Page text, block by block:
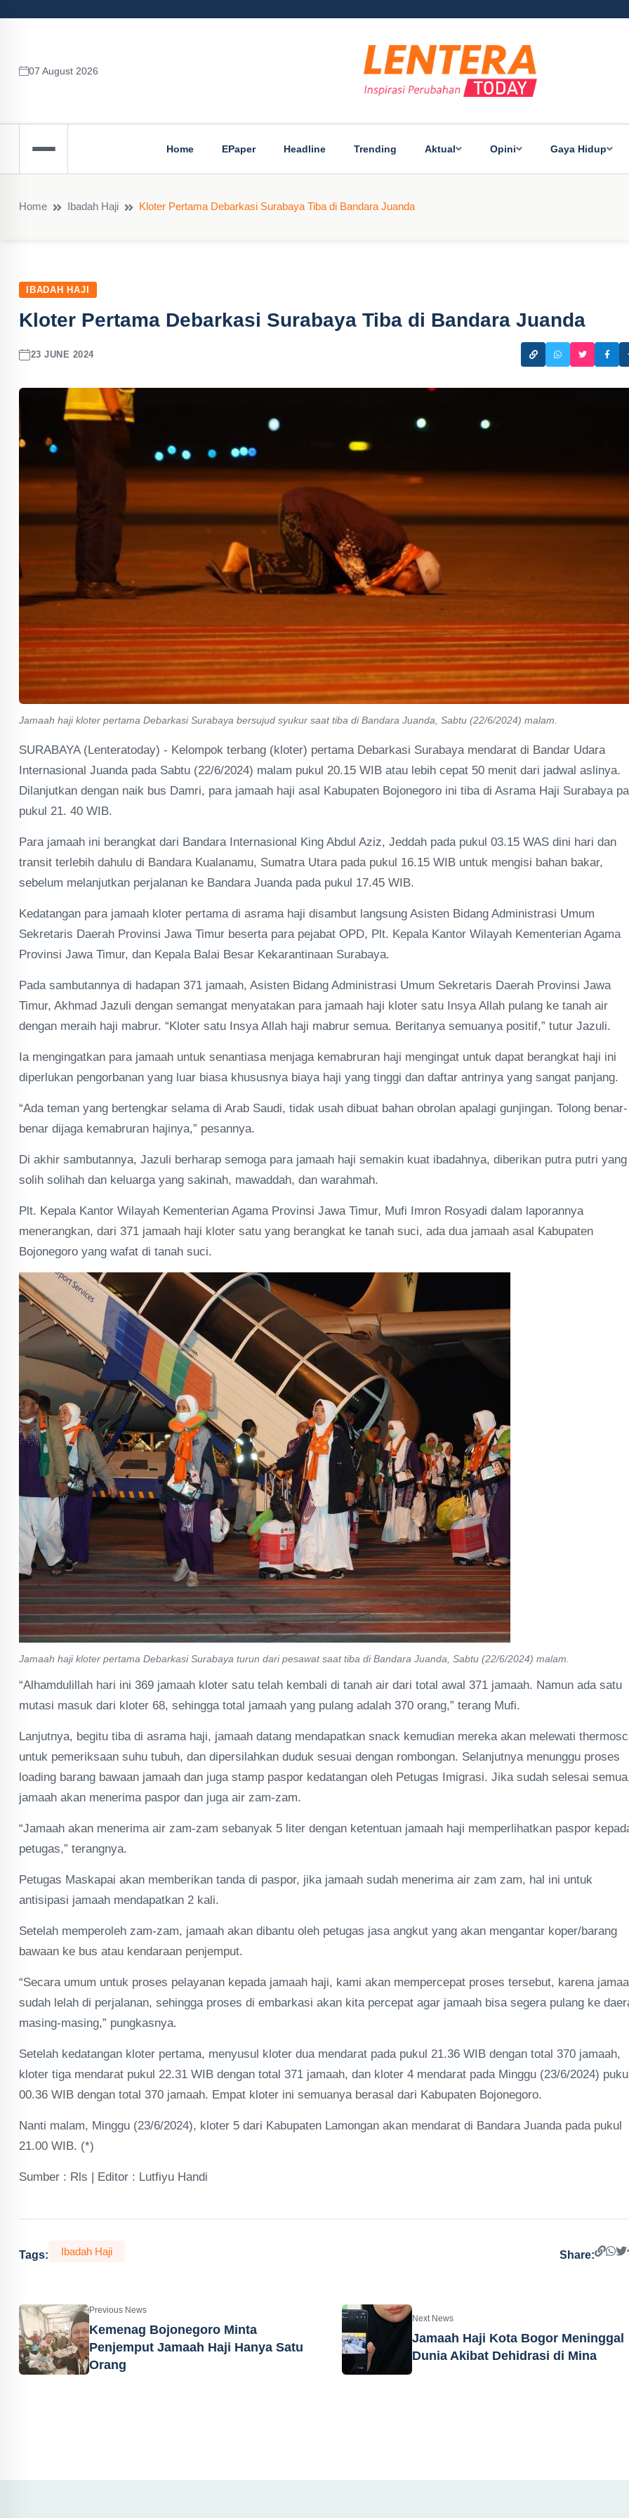
07 August 2026
Home EPaper Headline Trending Aktual Opini Gaya Hidup
Home Ibadah Haji Kloter Pertama Debarkasi Surabaya Tiba di Bandara Juanda
IBADAH HAJI
Kloter Pertama Debarkasi Surabaya Tiba di Bandara Juanda
23 JUNE 2024
Jamaah haji kloter pertama Debarkasi Surabaya bersujud syukur saat tiba di Bandara Juanda, Sabtu (22/6/2024) malam.
SURABAYA (Lenteratoday) - Kelompok terbang (kloter) pertama Debarkasi Surabaya mendarat di Bandar Udara
Internasional Juanda pada Sabtu (22/6/2024) malam pukul 20.15 WIB atau lebih cepat 50 menit dari jadwal aslinya.
Dilanjutkan dengan naik bus Damri, para jamaah haji asal Kabupaten Bojonegoro ini tiba di Asrama Haji Surabaya
pukul 21. 40 WIB.
Para jamaah ini berangkat dari Bandara Internasional King Abdul Aziz, Jeddah pada pukul 03.15 WAS dini hari dan
transit terlebih dahulu di Bandara Kualanamu, Sumatra Utara pada pukul 16.15 WIB untuk mengisi bahan bakar,
sebelum melanjutkan perjalanan ke Bandara Juanda pada pukul 17.45 WIB.
Kedatangan para jamaah kloter pertama di asrama haji disambut langsung Asisten Bidang Administrasi Umum
Sekretaris Daerah Provinsi Jawa Timur beserta para pejabat OPD, Plt. Kepala Kantor Wilayah Kementerian Agama
Provinsi Jawa Timur, dan Kepala Balai Besar Kekarantinaan Surabaya.
Pada sambutannya di hadapan 371 jamaah, Asisten Bidang Administrasi Umum Sekretaris Daerah Provinsi Jawa
Timur, Akhmad Jazuli dengan semangat menyatakan para jamaah haji kloter satu Insya Allah pulang ke tanah air
dengan meraih haji mabrur. “Kloter satu Insya Allah haji mabrur semua. Beritanya semuanya positif,” tutur Jazuli.
Ia mengingatkan para jamaah untuk senantiasa menjaga kemabruran haji mengingat untuk dapat berangkat haji ini
diperlukan pengorbanan yang luar biasa khususnya biaya haji yang tinggi dan daftar antrinya yang sangat panjang.
“Ada teman yang bertengkar selama di Arab Saudi, tidak usah dibuat bahan obrolan apalagi gunjingan. Tolong benar-
benar dijaga kemabruran hajinya,” pesannya.
Di akhir sambutannya, Jazuli berharap semoga para jamaah haji semakin kuat ibadahnya, diberikan putra putri yang
solih solihah dan keluarga yang sakinah, mawaddah, dan warahmah.
Plt. Kepala Kantor Wilayah Kementerian Agama Provinsi Jawa Timur, Mufi Imron Rosyadi dalam laporannya
menerangkan, dari 371 jamaah haji kloter satu yang berangkat ke tanah suci, ada dua jamaah asal Kabupaten
Bojonegoro yang wafat di tanah suci.
Jamaah haji kloter pertama Debarkasi Surabaya turun dari pesawat saat tiba di Bandara Juanda, Sabtu (22/6/2024) malam.
“Alhamdulillah hari ini 369 jamaah kloter satu telah kembali di tanah air dari total awal 371 jamaah. Namun ada satu
mutasi masuk dari kloter 68, sehingga total jamaah yang pulang adalah 370 orang,” terang Mufi.
Lanjutnya, begitu tiba di asrama haji, jamaah datang mendapatkan snack kemudian mereka akan melewati
untuk pemeriksaan suhu tubuh, dan dipersilahkan duduk sesuai dengan rombongan. Selanjutnya menunggu proses
loading barang bawaan jamaah dan juga stamp paspor kedatangan oleh Petugas Imigrasi. Jika sudah selesai
jamaah akan menerima paspor dan juga air zam-zam.
“Jamaah akan menerima air zam-zam sebanyak 5 liter dengan ketentuan jamaah haji memperlihatkan paspor
petugas,” terangnya.
Petugas Maskapai akan memberikan tanda di paspor, jika jamaah sudah menerima air zam zam, hal ini untuk
antisipasi jamaah mendapatkan 2 kali.
Setelah memperoleh zam-zam, jamaah akan dibantu oleh petugas jasa angkut yang akan mengantar koper/barang
bawaan ke bus atau kendaraan penjemput.
“Secara umum untuk proses pelayanan kepada jamaah haji, kami akan mempercepat proses tersebut, karena
sudah lelah di perjalanan, sehingga proses di embarkasi akan kita percepat agar jamaah bisa segera pulang ke
masing-masing,” pungkasnya.
Setelah kedatangan kloter pertama, menyusul kloter dua mendarat pada pukul 21.36 WIB dengan total 370 jamaah,
kloter tiga mendarat pukul 22.31 WIB dengan total 371 jamaah, dan kloter 4 mendarat pada Minggu (23/6/2024)
00.36 WIB dengan total 370 jamaah. Empat kloter ini semuanya berasal dari Kabupaten Bojonegoro.
Nanti malam, Minggu (23/6/2024), kloter 5 dari Kabupaten Lamongan akan mendarat di Bandara Juanda pada pukul
21.00 WIB. (*)
Sumber : Rls | Editor : Lutfiyu Handi
Tags: Ibadah Haji Share:
Previous News
Kemenag Bojonegoro Minta
Penjemput Jamaah Haji Hanya Satu
Orang
Next News
Jamaah Haji Kota Bogor Meninggal
Dunia Akibat Dehidrasi di Mina